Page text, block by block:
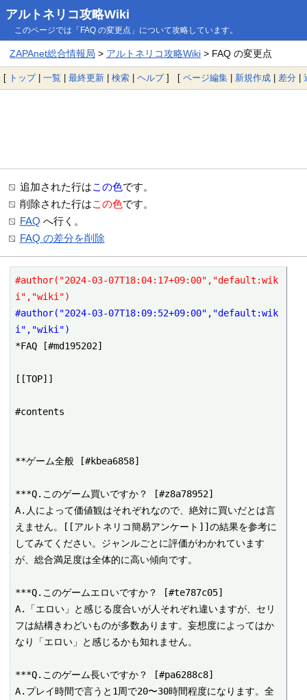
アルトネリコ攻略Wiki
このページでは「FAQ の変更点」について攻略しています。
ZAPAnet総合情報局 > アルトネリコ攻略Wiki> FAQ の変更点
[ トップ| 一覧 | 最終更新 | 検索 | ヘルプ] [ ページ編集 | 新規作成 | 差分 |
追加された行はこの色です。
削除された行はこの色です。
FAQ へ行く。
FAQ の差分を削除
#author("2024-03-07T18:04:17+09:00","default:wik
i","wiki")
#author("2024-03-07T18:09:52+09:00","default:wik
i","wiki")
*FAQ [#md195202]
[[TOP]]
#contents
**ゲーム全般 [#kbea6858]
***Q.このゲーム買いですか？ [#z8a78952]
A.人によって価値観はそれぞれなので、絶対に買いだとは言
えません。[[アルトネリコ簡易アンケート]]の結果を参考に
してみてください。ジャンルごとに評価がわかれています
が、総合満足度は全体的に高い傾向です。
***Q.このゲームエロいですか？ [#te787c05]
A.「エロい」と感じる度合いが人それぞれ違いますが、セリ
フは結構きわどいものが多数あります。妄想度によってはか
なり「エロい」と感じるかも知れません。
***Q.このゲーム長いですか？ [#pa6288c8]
A.プレイ時間で言うと1周で20〜30時間程度になります。全